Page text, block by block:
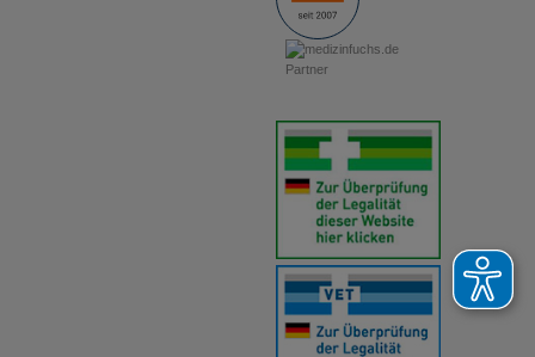
IQVIA Ecto Pharma Report 08/2018
Publicis Brand Monitor Deutschland Welle 2/2018
, Lösung zum Auftropfen auf die
Haut für Hunde. Wirkstoff: Fipronil.Anwendungsgebiete:
Zur
Behandlung von Hunden mit einem Körpergewicht von 2 kg bis 10
kg (S), über 10 kg bis 20 kg (M), über 20 kg bis 40 kg (L) gegen
Floh-, Zecken- und Haarlingsbefall. Abtötung von Flöhen
spp.). Die insektizide Wirksamkeit gegen adulte